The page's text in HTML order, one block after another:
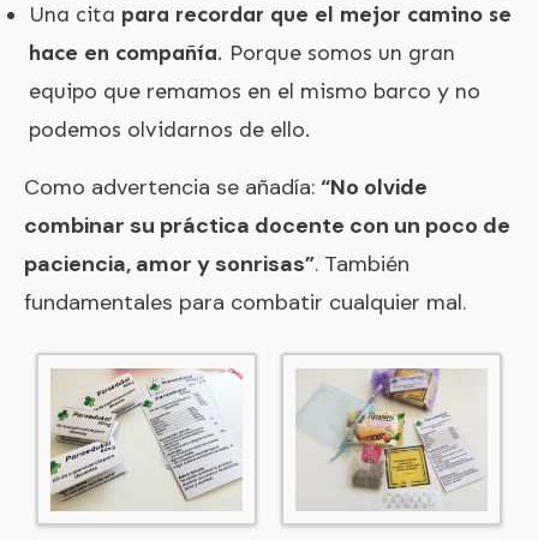
Una cita para recordar que el mejor camino se
hace en compañía. Porque somos un gran
equipo que remamos en el mismo barco y no
podemos olvidarnos de ello.
Como advertencia se añadía: “No olvide
combinar su práctica docente con un poco de
paciencia, amor y sonrisas”. También
fundamentales para combatir cualquier mal.